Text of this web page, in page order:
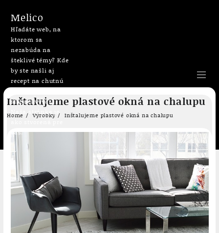
Skip
content
Melico
Hľadáte web, na
ktorom sa
nezabúda na
šteklivé témy? Kde
by ste našli aj
recept na chutnú
slepačí vývar?
Naša stránka je
vás.
Inštalujeme plastové okná na chalupu
Home Výrobky Inštalujeme plastové okná na chalupu